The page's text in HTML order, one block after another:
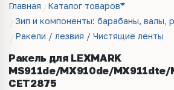
Главная
Каталог товаров
Зип и компоненты: барабаны, валы,
Ракели / лезвия / Чистящие ленты
Ракель для LEXMARK
MS911de/MX910de/MX911dte/
CET2875